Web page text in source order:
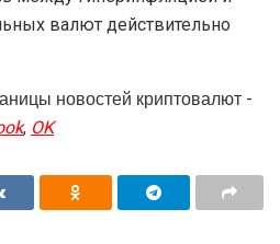
валют действительно
новостей криптовалют -
,OK